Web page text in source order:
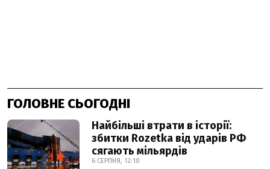
ГОЛОВНЕ СЬОГОДНІ
Найбільші втрати в історії:
збитки Rozetka від ударів РФ
сягають мільярдів
6 СЕРПНЯ, 12:10